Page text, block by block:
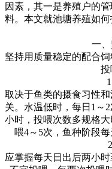
因素，其一是养殖户的
料。本文就池塘养殖如
一
坚持用质量稳定的配合
投
取决于鱼类的摄食习性
关。水温低时，每日 1 ～ 2
小时，投喂次数多规格
喂4～ 5次，鱼种阶段每
2
应掌握每天日出后两小